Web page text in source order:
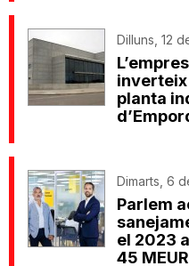
Dilluns, 12
inverteix
planta
Dimarts, 6
Parlem
el 2023
45 MEUR